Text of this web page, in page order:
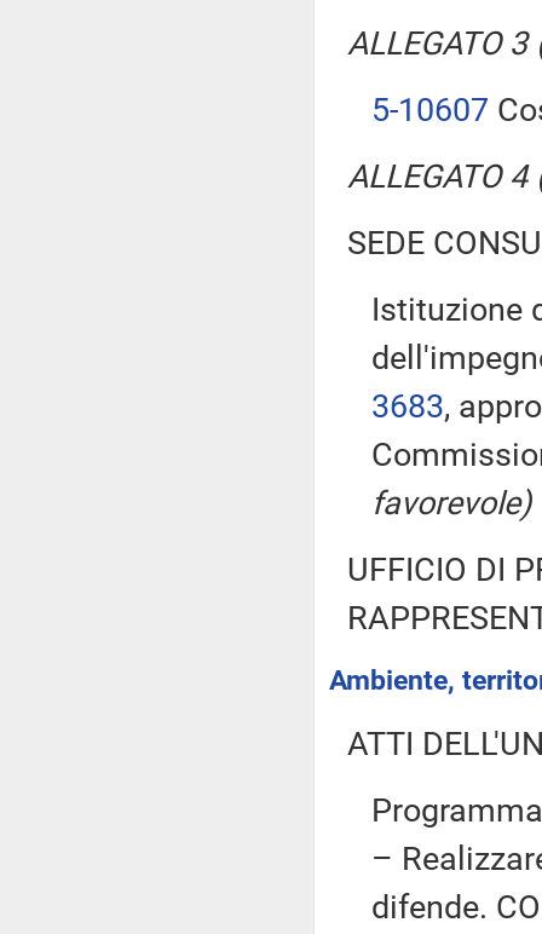
ALLEGATO
5-10607
ALLEGATO
SEDE
Istituzione
3683,
favorevole)
UFFICIO DI
Ambiente,
ATTI
–
difende.